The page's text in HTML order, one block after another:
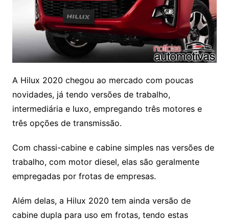
A Hilux 2020 chegou ao mercado com poucas
novidades, já tendo versões de trabalho,
intermediária e luxo, empregando três motores e
três opções de transmissão.
Com chassi-cabine e cabine simples nas versões de
trabalho, com motor diesel, elas são geralmente
empregadas por frotas de empresas.
Além delas, a Hilux 2020 tem ainda versão de
cabine dupla para uso em frotas, tendo estas